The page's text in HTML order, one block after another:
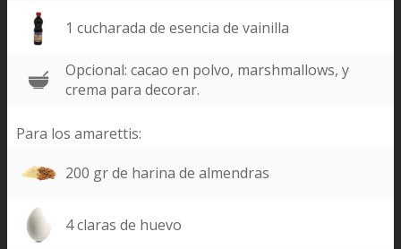
1 cucharada de esencia de vainilla
Opcional: cacao en polvo, marshmallows, y
crema para decorar.
Para los amarettis:
200 gr de harina de almendras
4 claras de huevo